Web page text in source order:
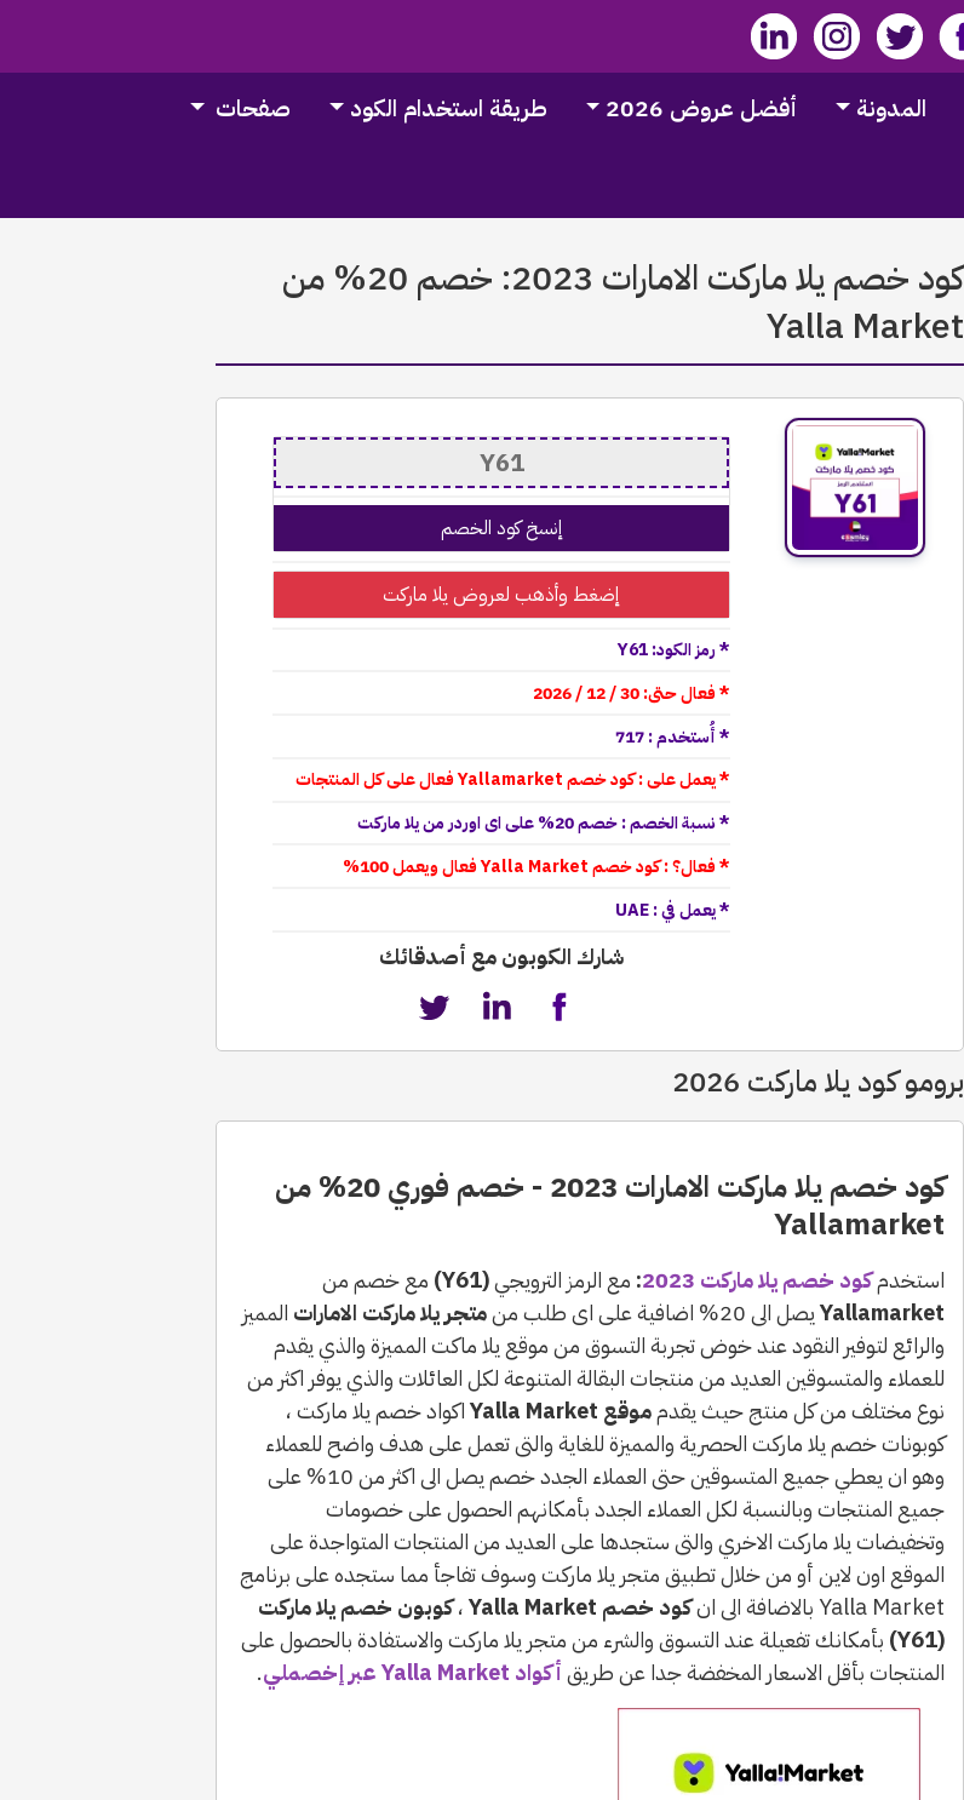
المدونة أفضل عروض 2026 طريقة استخدام الكود صفحات
كود خصم يلا ماركت الامارات 2023: خصم 20% من
Yalla Market
إنسخ كود الخصم
إضغط وأذهب لعروض يلا ماركت
* رمز الكود: Y61
* فعال حتى: 30 / 12 / 2026
* أُستخدم : 717
* يعمل على : كود خصم Yallamarket فعال على كل المنتجات
* نسبة الخصم : خصم 20% على اى اوردر من يلا ماركت
* فعال؟ : كود خصم Yalla Market فعال ويعمل 100%
* يعمل في : UAE
شارك الكوبون مع أصدقائك
برومو كود يلا ماركت 2026
كود خصم يلا ماركت الامارات 2023 - خصم فوري 20% من
Yallamarket
استخدمكود خصم يلا ماركت 2023 : مع الرمز الترويجي(Y61)
مع خصم من
Yallamarketيصل الى 20% اضافية على اى طلب من متجر يلا ماركت الامارات المميز
والرائع لتوفير النقود عند خوض تجربة التسوق من موقع يلا ماكت المميزة والذي يقدم
للعملاء والمتسوقين العديد من منتجات البقالة المتنوعة لكل العائلات والذي يوفر اكثر من
نوع مختلف من كل منتج حيث يقدمموقع Yalla Market
اكواد خصم يلا ماركت ،
كوبونات خصم يلا ماركت الحصرية والمميزة للغاية والتى تعمل على هدف واضح للعملاء
وهو ان يعطي جميع المتسوقين حتى العملاء الجدد خصم يصل الى اكثر من 10% على
جميع المنتجات وبالنسبة لكل العملاء الجدد بأمكانهم الحصول على خصومات
وتخفيضات يلا ماركت الاخري والتى ستجدها على العديد من المنتجات المتواجدة على
الموقع اون لاين أو من خلال تطبيق متجر يلا ماركت وسوف تفاجأ مما ستجده على برنامج
Yalla Market بالاضافة الى ان
كود خصم Yalla Market ،كوبون خصم يلا ماركت
(Y61)
بأمكانك تفعيلة عند التسوق والشرء من متجر يلا ماركت والاستفادة بالحصول على
المنتجات بأقل الاسعار المخفضة جدا عن طريقأكواد Yalla Market عبر إخصملي .